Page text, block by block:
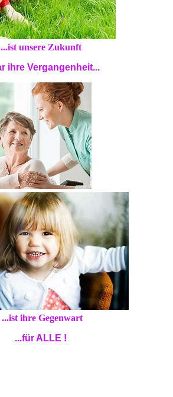
...ist unsere Zukunft
ihre Vergangenheit...
...ist ihre Gegenwart
...für ALLE !